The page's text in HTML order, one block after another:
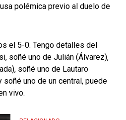
polémica previo al duelo de
el 5-0. Tengo detalles del
soñé uno de Julián (Álvarez),
soñé uno de Lautaro
uno de un central, puede
vivo.